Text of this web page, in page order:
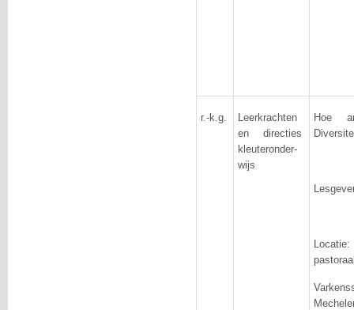
r.-k.g.
Leerkrachten
en directies
kleuteronder-
wijs
Hoe